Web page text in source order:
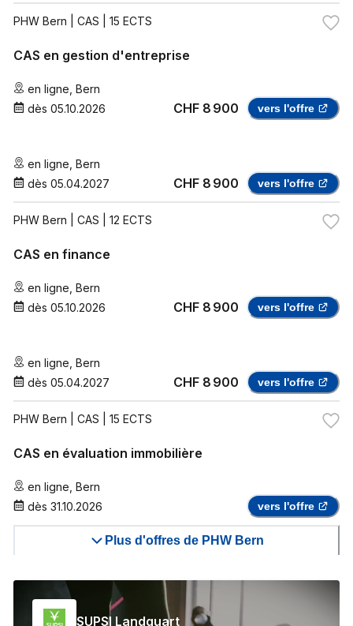
PHW Bern | CAS | 15 ECTS
CAS en gestion d'entreprise
en ligne Bern
dès 05.10.2026 CHF 8 900 vers l'offre
en ligne Bern
dès 05.04.2027 CHF 8 900 vers l'offre
PHW Bern | CAS | 12 ECTS
CAS en finance
en ligne Bern
dès 05.10.2026 CHF 8 900 vers l'offre
en ligne Bern
dès 05.04.2027 CHF 8 900 vers l'offre
PHW Bern | CAS | 15 ECTS
CAS en évaluation immobilière
en ligne Bern
dès 31.10.2026 vers l'offre
Plus d'offres de PHW Bern
SUPSI Landquart